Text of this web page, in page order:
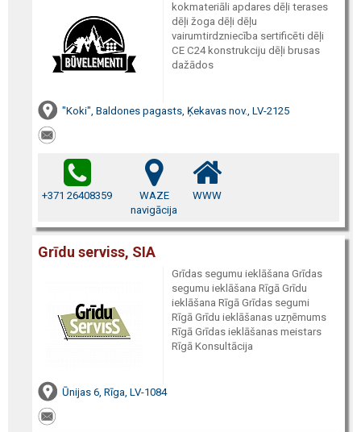
kokmateriāli apdares dēļi terases
dēļi žoga dēļi dēļu
vairumtirdzniecība sertificēti dēļi
CE C24 konstrukciju dēļi brusas
dažādos
"Koki", Baldones pagasts, Ķekavas nov., LV-2125
+371 26408359
WAZE
navigācija
WWW
Grīdu serviss, SIA
Grīdas segumu ieklāšana Grīdas
segumu ieklāšana Rīgā Grīdu
ieklāšana Rīgā Grīdas segumi
Rīgā Grīdu ieklāšanas uzņēmums
Rīgā Grīdas ieklāšanas meistars
Rīgā Konsultācija
Ūnijas 6, Rīga, LV-1084